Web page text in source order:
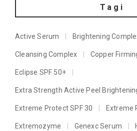
Tagi
Active Serum Brightening
Cleansing Complex Copper
Eclipse SPF 50+
Extra Strength Active Peel
Extreme Protect SPF 30 Extreme
Extremozyme Genexc Serum